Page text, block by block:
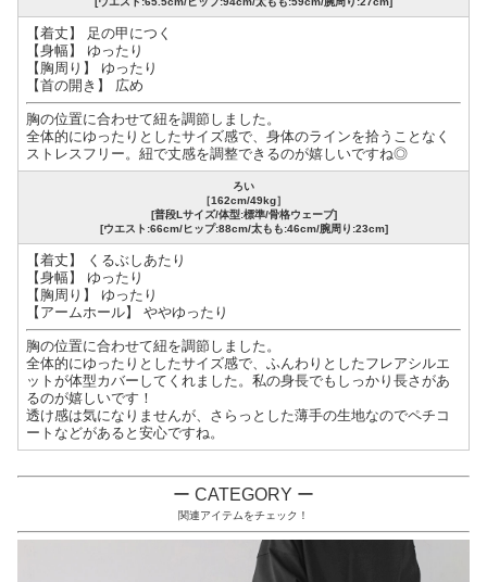
【着丈】 足の甲につく
【身幅】 ゆったり
【胸周り】 ゆったり
【首の開き】 広め
胸の位置に合わせて紐を調節しました。
全体的にゆったりとしたサイズ感で、身体のラインを拾うことなく
ストレスフリー。紐で丈感を調整できるのが嬉しいですね◎
ろい
［162cm/49kg］
[普段Lサイズ/体型:標準/骨格ウェーブ]
[ウエスト:66cm/ヒップ:88cm/太もも:46cm/腕周り:23cm]
【着丈】 くるぶしあたり
【身幅】 ゆったり
【胸周り】 ゆったり
【アームホール】 ややゆったり
胸の位置に合わせて紐を調節しました。
全体的にゆったりとしたサイズ感で、ふんわりとしたフレアシルエ
ットが体型カバーしてくれました。私の身長でもしっかり長さがあ
るのが嬉しいです！
透け感は気になりませんが、さらっとした薄手の生地なのでペチコ
ートなどがあると安心ですね。
ー CATEGORY ー
関連アイテムをチェック！